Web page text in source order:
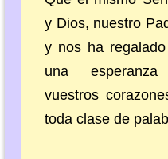
y Dios, nuestro
y nos ha
una
vuestros
toda clase de